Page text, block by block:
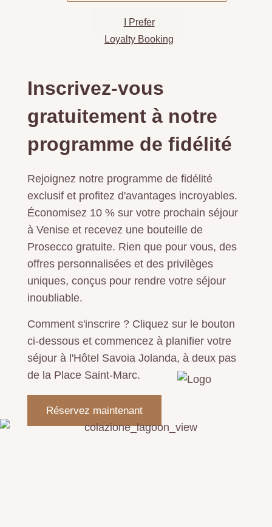
I Prefer
Loyalty Booking
Inscrivez-vous
gratuitement à notre
programme de fidélité
Rejoignez notre programme de fidélité
exclusif et profitez d'avantages incroyables.
Économisez 10 % sur votre prochain séjour
à Venise et recevez une bouteille de
Prosecco gratuite. Rien que pour vous, des
offres personnalisées et des privilèges
uniques, conçus pour rendre votre séjour
inoubliable.
Comment s'inscrire ? Cliquez sur le bouton
ci-dessous et commencez à planifier votre
séjour à l'Hôtel Savoia Jolanda, à deux pas
de la Place Saint-Marc.
Réservez maintenant